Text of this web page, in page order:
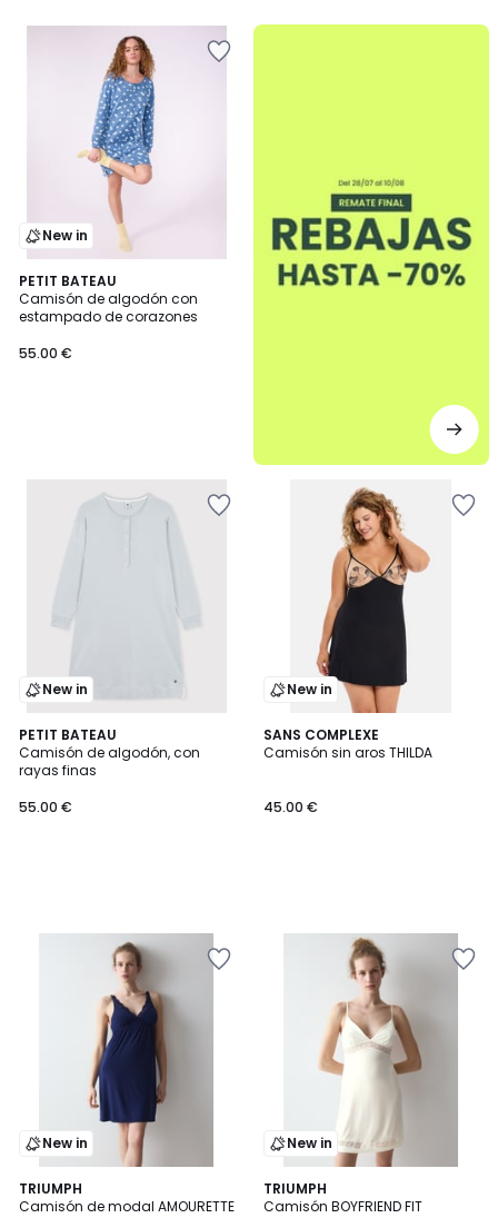
New in
PETIT BATEAU
Camisón de algodón con
estampado de corazones
55.00 €
.
New in
PETIT BATEAU
Camisón de algodón, con
rayas finas
55.00 €
New in
SANS COMPLEXE
Camisón sin aros THILDA
45.00 €
New in
TRIUMPH
Camisón de modal AMOURETTE
New in
TRIUMPH
Camisón BOYFRIEND FIT